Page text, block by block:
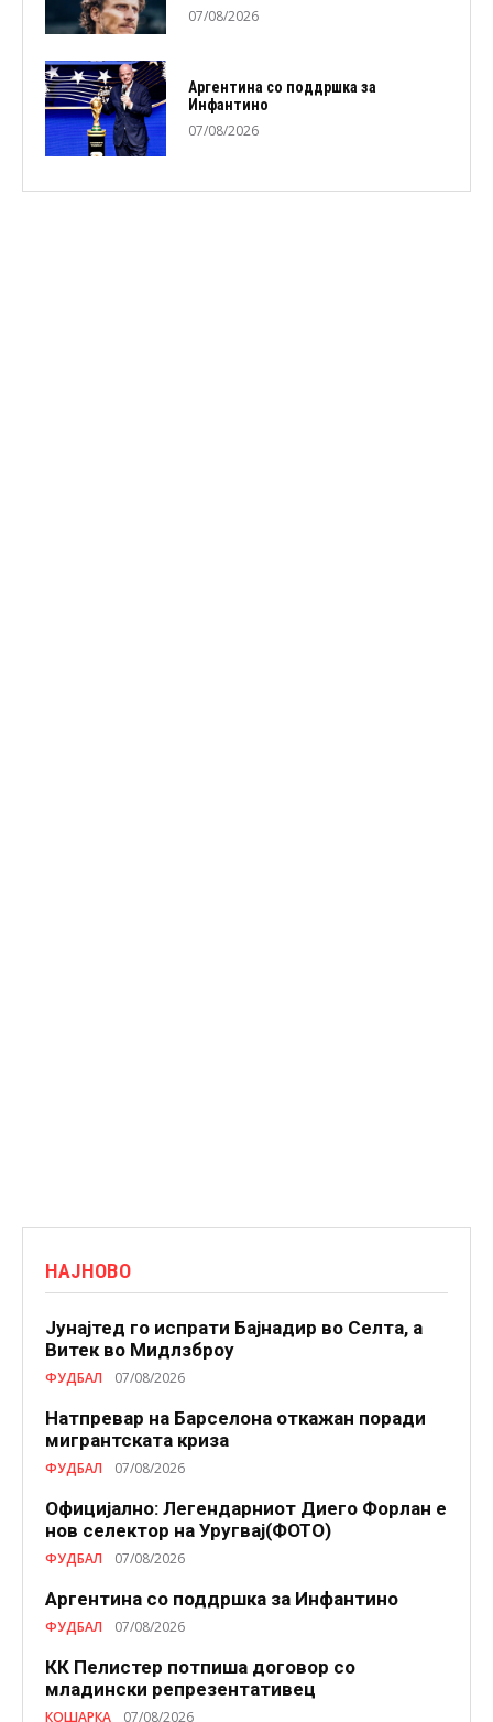
07/08/2026
Аргентина со поддршка за
Инфантино
07/08/2026
НАЈНОВО
Јунајтед го испрати Бајнадир во Селта, а
Витек во Мидлзброу
ФУДБАЛ 07/08/2026
Натпревар на Барселона откажан поради
мигрантската криза
ФУДБАЛ 07/08/2026
Официјално: Легендарниот Диего Форлан е
нов селектор на Уругвај(ФОТО)
ФУДБАЛ 07/08/2026
Аргентина со поддршка за Инфантино
ФУДБАЛ 07/08/2026
КК Пелистер потпиша договор со
младински репрезентативец
КОШАРКА 07/08/2026